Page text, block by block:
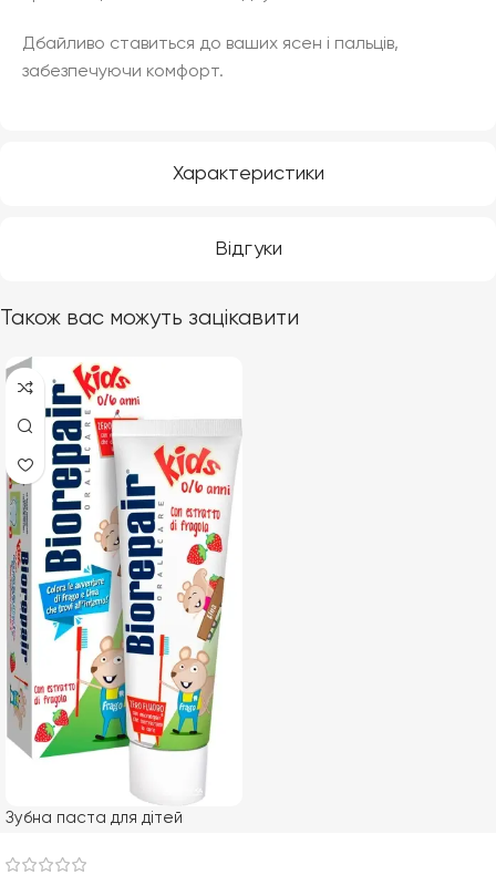
Характеристики
Відгуки
Дбайливо ставиться до ваших ясен і пальців,
забезпечуючи комфорт.
Також вас можуть зацікавити
Зубна паста для дітей
зі смаком полуниці